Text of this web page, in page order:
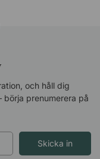
och håll dig
börja prenumerera på
Skicka in